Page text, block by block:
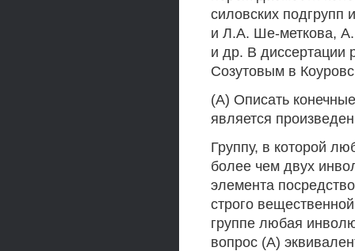
силовских подгрупп
и Л.А. Ше-меткова,
и др. В диссертации
Созутовым в
(А) Описать
является
Группу, в которой
более чем двух
элемента
строго
группе любая
вопрос (А)